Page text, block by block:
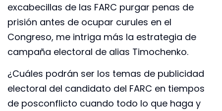
excabecillas de las FARC purgar penas de
prisión antes de ocupar curules en el
Congreso, me intriga más la estrategia de
campaña electoral de alias Timochenko.
¿Cuáles podrán ser los temas de publicidad
electoral del candidato del FARC en tiempos
de posconflicto cuando todo lo que haga y